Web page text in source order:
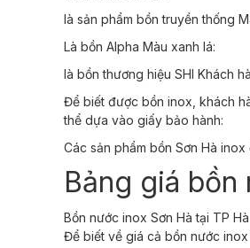
là sản phẩm bồn truyền thống
Là bồn Alpha Màu xanh lá:
là bồn thương hiệu SHI Khách
Để biết được bồn inox, khách
thể dựa vào giấy bảo hành:
Các sản phẩm bồn Sơn Hà
Bảng giá bồn
Bồn nước inox Sơn Hà tại TP
Để biết về giá cả bồn nước